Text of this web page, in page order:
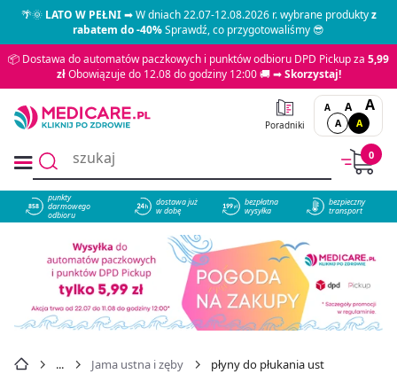
🌴🌞LATO W PEŁNI➡ W dniach 22.07-12.08.2026 r. wybrane produktyz
rabatem do -40%Sprawdź, co przygotowaliśmy 😎
📦 Dostawa do automatów paczkowych i punktów odbioru DPD Pickup za 5,99
złObowiązuje do 12.08 do godziny 12:00 🚚 ➡Skorzystaj!
Poradniki
A A A
A A
0
858
punkty
darmowego
odbioru
dostawa już
w dobę
bezpłatna
wysyłka
bezpieczny
transport
Jama ustna i zęby płyny do płukania ust